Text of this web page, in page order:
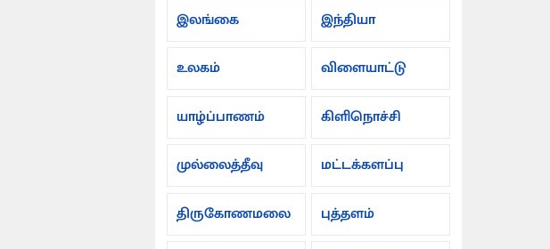
இலங்கை
இந்தியா
உலகம் விளையாட்டு
யாழ்ப்பாணம் கிளிநொச்சி
முல்லைத்தீவு மட்டக்களப்பு
திருகோணமலை புத்தளம்